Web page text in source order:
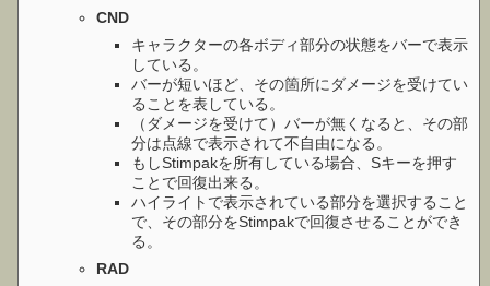
CND
キャラクターの各ボディ部分の状態をバーで表示
している。
バーが短いほど、その箇所にダメージを受けてい
ることを表している。
（ダメージを受けて）バーが無くなると、その部
分は点線で表示されて不自由になる。
もしStimpakを所有している場合、Sキーを押す
ことで回復出来る。
ハイライトで表示されている部分を選択すること
で、その部分をStimpakで回復させることができ
る。
RAD